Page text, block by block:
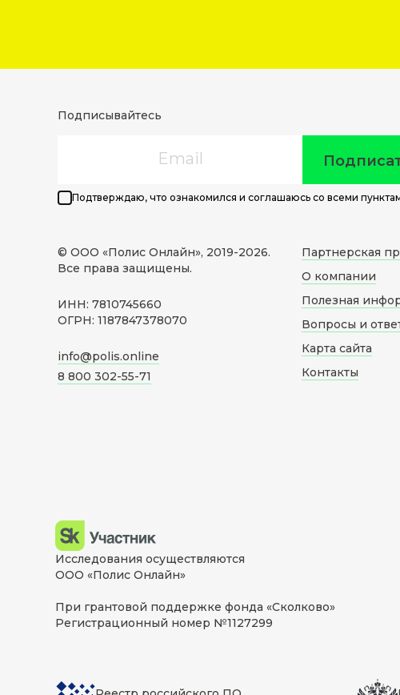
Подписывайтесь
Подтверждаю, что ознакомился и соглашаюсь со всеми
© ООО «Полис Онлайн», 2019-2026.
Все права защищены.
ИНН: 7810745660
ОГРН: 1187847378070
info@polis.online
8 800 302-55-71
Партнерская
О компании
Полезная
Вопросы и
Карта сайта
Контакты
Исследования осуществляются
ООО «Полис Онлайн»
При грантовой поддержке фонда «Сколково»
Регистрационный номер №1127299